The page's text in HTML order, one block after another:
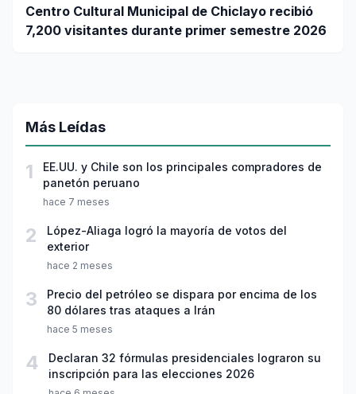
Centro Cultural Municipal de Chiclayo recibió
7,200 visitantes durante primer semestre 2026
Más Leídas
1
EE.UU. y Chile son los principales compradores de
panetón peruano
hace 7 meses
2
López-Aliaga logró la mayoría de votos del
exterior
hace 2 meses
3
Precio del petróleo se dispara por encima de los
80 dólares tras ataques a Irán
hace 5 meses
4
Declaran 32 fórmulas presidenciales lograron su
inscripción para las elecciones 2026